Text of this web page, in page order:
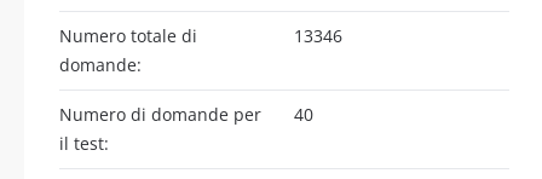
Numero totale di
domande:
13346
Numero di domande per
il test:
40